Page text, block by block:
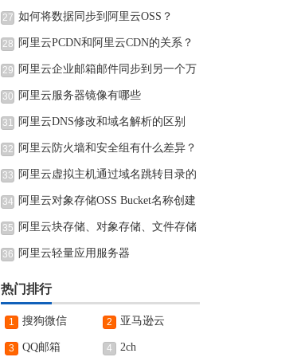
27 如何将数据同步到阿里云OSS？
28 阿里云PCDN和阿里云CDN的关系？
29 阿里云企业邮箱邮件同步到另一个万
30 阿里云服务器镜像有哪些
31 阿里云DNS修改和域名解析的区别
32 阿里云防火墙和安全组有什么差异？
33 阿里云虚拟主机通过域名跳转目录的
34
阿里云对象存储OSS Bucket名称创建
完可
35 阿里云块存储、对象存储、文件存储
36 阿里云轻量应用服务器
热门排行
1 搜狗微信 2 亚马逊云
3 QQ邮箱 4 2ch